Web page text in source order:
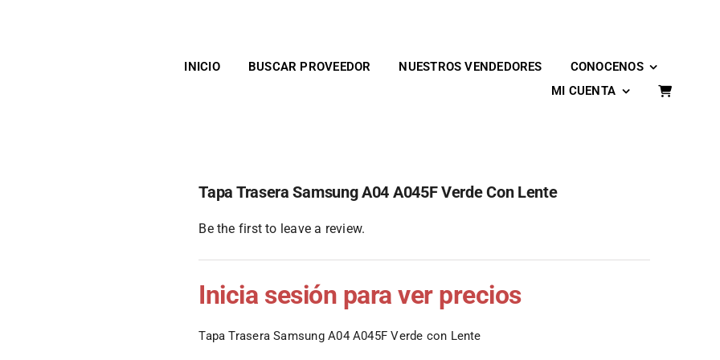
INICIO
BUSCAR PROVEEDOR NUESTROS VENDEDORES
CONOCENOS
MI CUENTA
Tapa Trasera Samsung A04 A045F Verde Con Lente
Be the first to leave a review.
Inicia sesión para ver precios
Tapa Trasera Samsung A04 A045F Verde con Lente